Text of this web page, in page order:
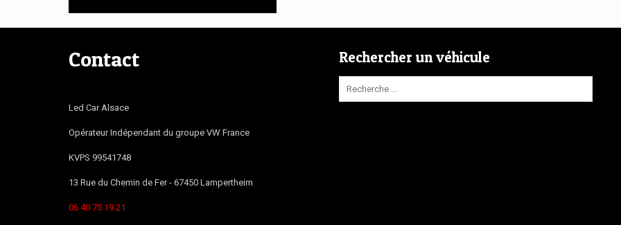
Contact
Led Car Alsace
Opérateur Indépendant du groupe VW France
KVPS 99541748
13 Rue du Chemin de Fer - 67450 Lampertheim
06 40 75 19 21
Rechercher un véhicule